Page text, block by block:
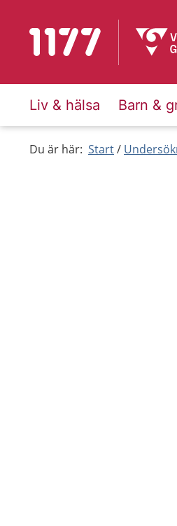
Till startsidan för 1177
Liv & hälsa Barn &
Du är här: Start